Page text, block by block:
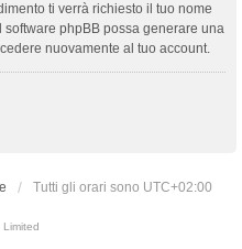
ti verrà richiesto il tuo nome
phpBB possa generare una
nuovamente al tuo account.
Tutti gli orari sono UTC+02:00